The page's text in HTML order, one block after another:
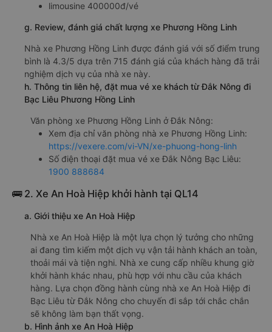
limousine 400000đ/vé
g. Review, đánh giá chất lượng xe Phương Hồng Linh
Nhà xe Phương Hồng Linh được đánh giá với số điểm trung
bình là 4.3/5 dựa trên 715 đánh giá của khách hàng đã trải
nghiệm dịch vụ của nhà xe này.
h. Thông tin liên hệ, đặt mua vé xe khách từ Đắk Nông đi
Bạc Liêu Phương Hồng Linh
Văn phòng xe Phương Hồng Linh ở Đắk Nông:
Xem địa chỉ văn phòng nhà xe Phương Hồng Linh:
https://vexere.com/vi-VN/xe-phuong-hong-linh
Số điện thoại đặt mua vé xe Đắk Nông Bạc Liêu:
1900 888684
🚌 2. Xe An Hoà Hiệp khởi hành tại QL14
a. Giới thiệu xe An Hoà Hiệp
Nhà xe An Hoà Hiệp là một lựa chọn lý tưởng cho những
ai đang tìm kiếm một dịch vụ vận tải hành khách an toàn,
thoải mái và tiện nghi. Nhà xe cung cấp nhiều khung giờ
khởi hành khác nhau, phù hợp với nhu cầu của khách
hàng. Lựa chọn đồng hành cùng nhà xe An Hoà Hiệp đi
Bạc Liêu từ Đắk Nông cho chuyến đi sắp tới chắc chắn
sẽ không làm bạn thất vọng.
b. Hình ảnh xe An Hoà Hiệp